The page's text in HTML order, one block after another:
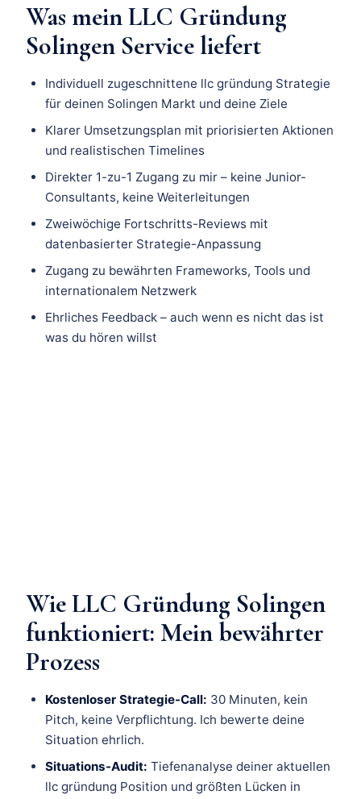
Was mein LLC Gründung
Solingen Service liefert
Individuell zugeschnittene llc gründung Strategie
für deinen Solingen Markt und deine Ziele
Klarer Umsetzungsplan mit priorisierten Aktionen
und realistischen Timelines
Direkter 1-zu-1 Zugang zu mir – keine Junior-
Consultants, keine Weiterleitungen
Zweiwöchige Fortschritts-Reviews mit
datenbasierter Strategie-Anpassung
Zugang zu bewährten Frameworks, Tools und
internationalem Netzwerk
Ehrliches Feedback – auch wenn es nicht das ist
was du hören willst
Wie LLC Gründung Solingen
funktioniert: Mein bewährter
Prozess
Kostenloser Strategie-Call: 30 Minuten, kein
Pitch, keine Verpflichtung. Ich bewerte deine
Situation ehrlich.
Situations-Audit: Tiefenanalyse deiner aktuellen
llc gründung Position und größten Lücken in